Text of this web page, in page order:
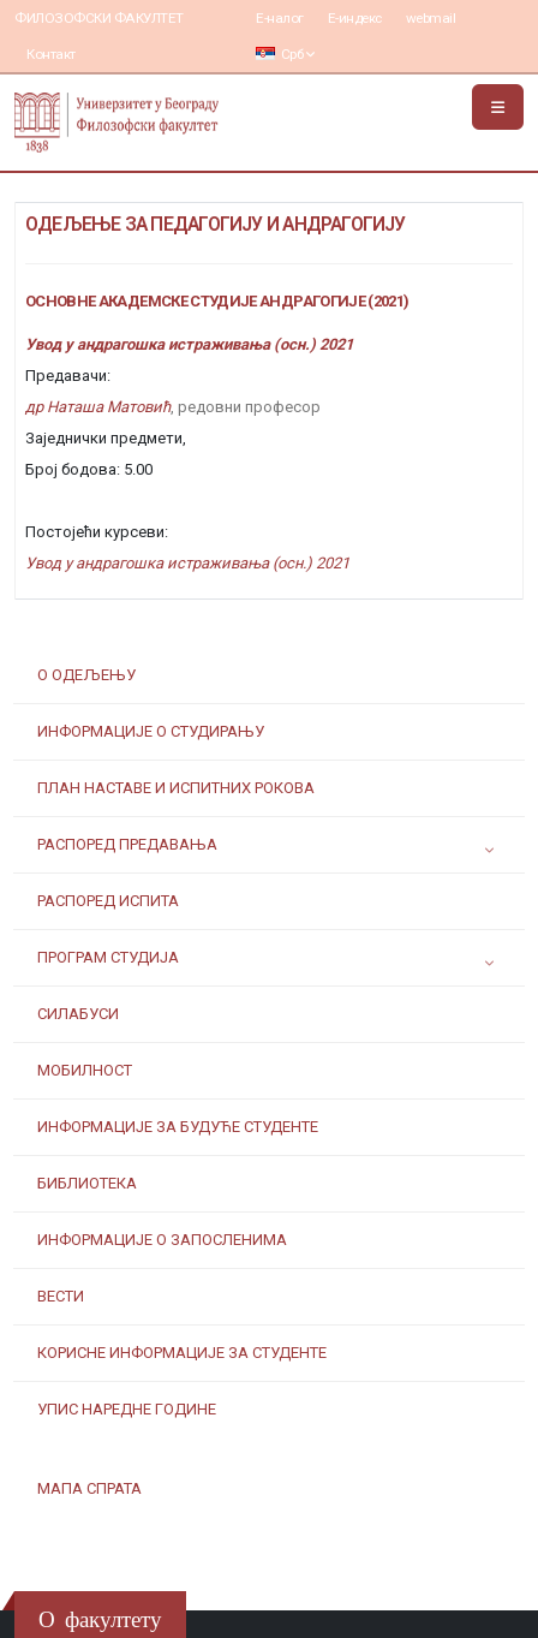
ФИЛОЗОФСКИ ФАКУЛТЕТ
Контакт
Е-налог Е-индекс webmail
Срб
О ОДЕЉЕЊУ
ИНФОРМАЦИЈЕ О СТУДИРАЊУ
ПЛАН НАСТАВЕ И ИСПИТНИХ РОКОВА
РАСПОРЕД ПРЕДАВАЊА
РАСПОРЕД ИСПИТА
ПРОГРАМ СТУДИЈА
СИЛАБУСИ
МОБИЛНОСТ
ИНФОРМАЦИЈЕ ЗА БУДУЋЕ СТУДЕНТЕ
БИБЛИОТЕКА
ИНФОРМАЦИЈЕ О ЗАПОСЛЕНИМА
ВЕСТИ
КОРИСНЕ ИНФОРМАЦИЈЕ ЗА СТУДЕНТЕ
УПИС НАРЕДНЕ ГОДИНЕ
МАПА СПРАТА
ОДЕЉЕЊЕ ЗА ПЕДАГОГИЈУ И АНДРАГОГИЈУ
ОСНОВНЕ АКАДЕМСКЕ СТУДИЈЕ АНДРАГОГИЈЕ (2021)
Увод у андрагошка истраживања (осн.) 2021
Предавачи:
др Наташа Матовић, редовни професор
Заједнички предмети,
Број бодова: 5.00
Постојећи курсеви:
Увод у андрагошка истраживања (осн.) 2021
О факултету